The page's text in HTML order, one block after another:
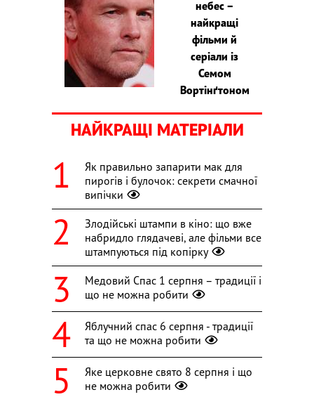
небес –
найкращі
фільми й
серіали із
Семом
Вортінґтоном
НАЙКРАЩІ МАТЕРІАЛИ
Як правильно запарити мак для
пирогів і булочок: секрети смачної
випічки
Злодійські штампи в кіно: що вже
набридло глядачеві, але фільми все
штампуються під копірку
Медовий Спас 1 серпня – традиції і
що не можна робити
Яблучний спас 6 серпня - традиції
та що не можна робити
Яке церковне свято 8 серпня і що
не можна робити